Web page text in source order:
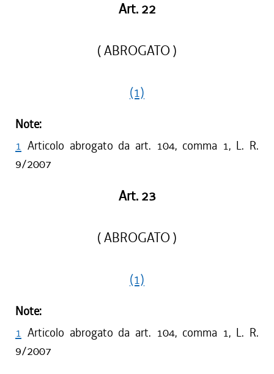
Art. 22
( ABROGATO )
(1)
Note:
1 Articolo abrogato da art. 104, comma 1, L. R.
9/2007
Art. 23
( ABROGATO )
(1)
Note:
1 Articolo abrogato da art. 104, comma 1, L. R.
9/2007